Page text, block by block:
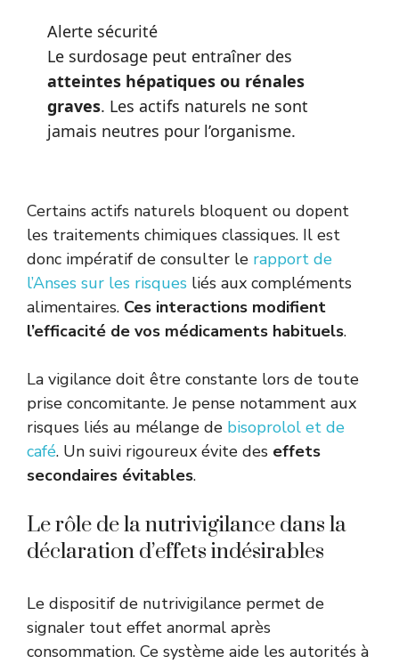
Alerte sécurité
Le surdosage peut entraîner des
atteintes hépatiques ou rénales
graves. Les actifs naturels ne sont
jamais neutres pour l’organisme.
Certains actifs naturels bloquent ou dopent
les traitements chimiques classiques. Il est
donc impératif de consulter le rapport de
l’Anses sur les risques liés aux compléments
alimentaires. Ces interactions modifient
l’efficacité de vos médicaments habituels.
La vigilance doit être constante lors de toute
prise concomitante. Je pense notamment aux
risques liés au mélange de bisoprolol et de
café. Un suivi rigoureux évite des effets
secondaires évitables.
Le rôle de la nutrivigilance dans la
déclaration d’effets indésirables
Le dispositif de nutrivigilance permet de
signaler tout effet anormal après
consommation. Ce système aide les autorités à